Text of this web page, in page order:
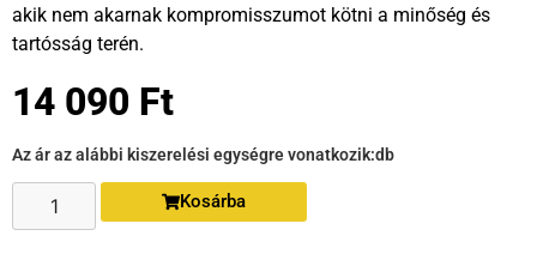
akik nem akarnak kompromisszumot kötni a minőség és
tartósság terén.
14 090 Ft
Az ár az alábbi kiszerelési egységre vonatkozik:db
Kosárba